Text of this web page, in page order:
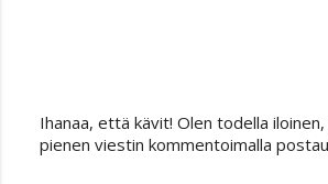
L
Ihanaa, että kävit! Olen todella
pienen viestin kommentoimalla